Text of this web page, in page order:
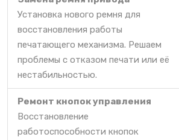
Установка нового ремня для
восстановления работы
печатающего механизма. Решаем
проблемы с отказом печати или её
нестабильностью.
Ремонт кнопок управления
Восстановление
работоспособности кнопок